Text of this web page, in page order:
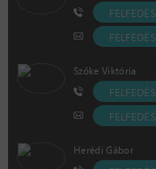
FELFEDÉS
FELFEDÉS
Szőke Viktória
FELFEDÉS
FELFEDÉS
Herédi Gábor